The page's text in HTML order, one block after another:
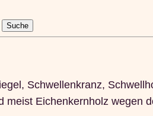
Schwellenkranz,
Eichenkernholz wegen